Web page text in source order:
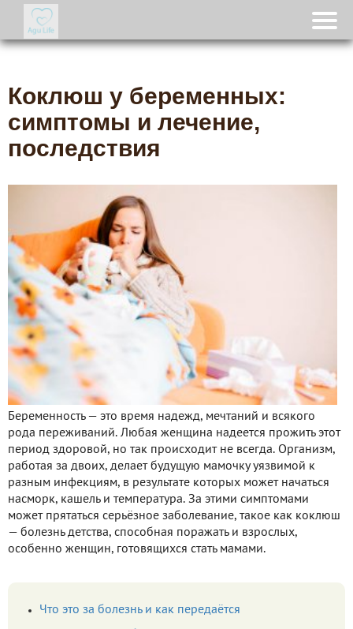
Коклюш у беременных:
симптомы и лечение,
последствия
Беременность — это время надежд, мечтаний и всякого
рода переживаний. Любая женщина надеется прожить этот
период здоровой, но так происходит не всегда. Организм,
работая за двоих, делает будущую мамочку уязвимой к
разным инфекциям, в результате которых может начаться
насморк, кашель и температура. За этими симптомами
может прятаться серьёзное заболевание, такое как коклюш
— болезнь детства, способная поражать и взрослых,
особенно женщин, готовящихся стать мамами.
Что это за болезнь и как передаётся